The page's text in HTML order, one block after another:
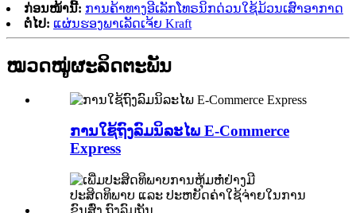
ກ່ອນໜ້ານີ້: ການຄ້າທາງອີເລັກໂທຣນິກດ່ວນໃຊ້ມ້ວນເສົາອາກາດ
ຕໍ່ໄປ: ແຜ່ນຮອງພາເລັດເຈ້ຍ Kraft
ໝວດໝູ່ຜະລິດຕະພັນ
ການໃຊ້ຖົງລົມນິລະໄພ E-Commerce
Express